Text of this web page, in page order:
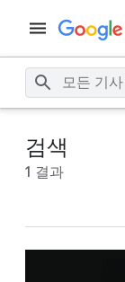
검색
1 결과